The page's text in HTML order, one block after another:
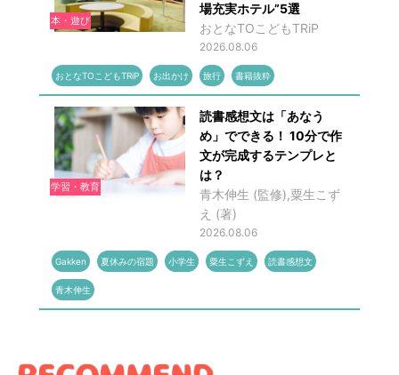
本・遊び
場充実ホテル”5選
おとなTOこどもTRiP
2026.08.06
おとなTOこどもTRiP お出かけ 旅行 書籍抜粋
学習・教育
読書感想文は「あなう
め」でできる！ 10分で作
文が完成するテンプレと
は？
青木伸生 (監修),粟生こず
え (著)
2026.08.06
Gakken 夏休みの宿題 小学生 粟生こずえ 読書感想文
青木伸生